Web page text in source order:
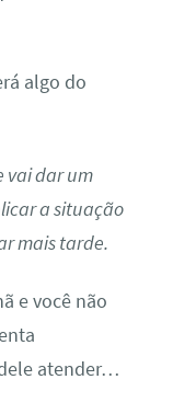
algo do
vai dar um
a situação
mais tarde.
e você não
atender…